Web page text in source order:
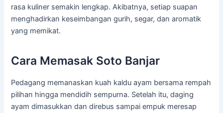
rasa kuliner semakin lengkap. Akibatnya, setiap suapan
menghadirkan keseimbangan gurih, segar, dan aromatik
yang memikat.
Cara Memasak Soto Banjar
Pedagang memanaskan kuah kaldu ayam bersama rempah
pilihan hingga mendidih sempurna. Setelah itu, daging
ayam dimasukkan dan direbus sampai empuk meresap